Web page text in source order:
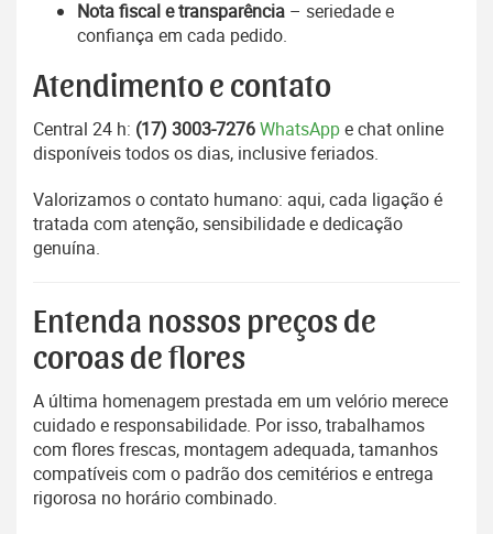
Nota fiscal e transparência – seriedade e
confiança em cada pedido.
Atendimento e contato
Central 24 h: (17) 3003-7276WhatsAppe chat online
disponíveis todos os dias, inclusive feriados.
Valorizamos o contato humano: aqui, cada ligação é
tratada com atenção, sensibilidade e dedicação
genuína.
Entenda nossos preços de
coroas de flores
A última homenagem prestada em um velório merece
cuidado e responsabilidade. Por isso, trabalhamos
com flores frescas, montagem adequada, tamanhos
compatíveis com o padrão dos cemitérios e entrega
rigorosa no horário combinado.